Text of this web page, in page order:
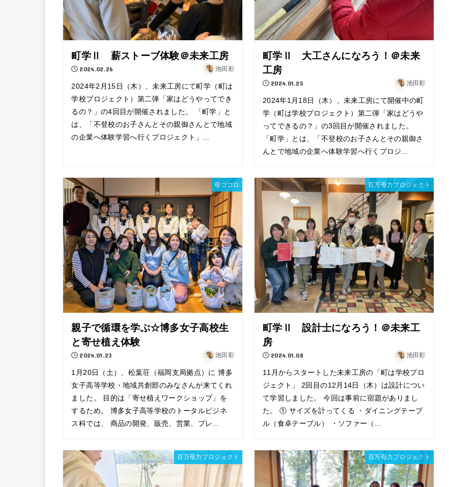
町学Ⅱ 薪ストーブ体験＠未来工房
2024.02.26 池田彩
2024年2月15日（木）、未来工房にて町学（町は
学校プロジェクト）第二弾「家はどうやってでき
るの？」の4回目が開催されました。 「町学」と
は、「不登校のお子さんとその親御さんとで地域
の企業へ体験学習へ行くプロジェクト」...
町学Ⅱ 大工さんになろう！＠未来
工房
2024.01.25 池田彩
2024年1月18日（木）、未来工房にて開催中の町
学（町は学校プロジェクト）第二弾「家はどうや
ってできるの？」の3回目が開催されました。
「町学」とは、「不登校のお子さんとその親御さ
んとで地域の企業へ体験学習へ行くプロジ...
母ゴコロ
親子で循環を学ぶ☆博多女子高校生
と寄せ植え体験
2024.01.23 池田彩
1月20日（土）、松葉荘（福岡支局拠点）に 博多
女子高等学校・地域共創部のみなさんが来てくれ
ました。 目的は「寄せ植えワークショップ」を
するため。 博多女子高等学校のトータルビジネ
ス科では、 商品の開発、販売、営業、プレ...
百万母力プロジェクト
町学Ⅱ 設計士になろう！＠未来工
房
2024.01.08 池田彩
11月からスタートした未来工房の「町は学校プロ
ジェクト」 2回目の12月14日（木）は設計につい
て学習しました。 今回は事前に宿題がありまし
た。 ① サイズを計ってくる ・ダイニングテーブ
ル（食卓テーブル） ・ソファー（...
百万母力プロジェクト 百万母力プロジェクト